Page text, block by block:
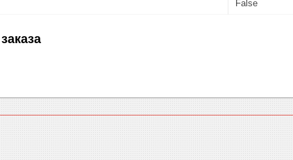
False